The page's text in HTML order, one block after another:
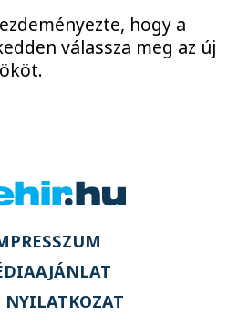
hogy a
válassza meg az új
NYILATKOZAT